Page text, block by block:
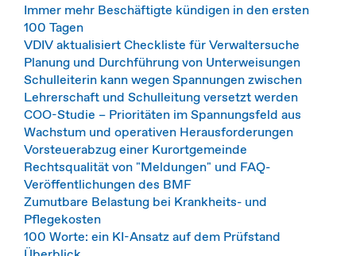
Immer mehr Beschäftigte kündigen in den ersten
100 Tagen
VDIV aktualisiert Checkliste für Verwaltersuche
Planung und Durchführung von Unterweisungen
Schulleiterin kann wegen Spannungen zwischen
Lehrerschaft und Schulleitung versetzt werden
COO-Studie – Prioritäten im Spannungsfeld aus
Wachstum und operativen Herausforderungen
Vorsteuerabzug einer Kurortgemeinde
Rechtsqualität von "Meldungen" und FAQ-
Veröffentlichungen des BMF
Zumutbare Belastung bei Krankheits- und
Pflegekosten
100 Worte: ein KI-Ansatz auf dem Prüfstand